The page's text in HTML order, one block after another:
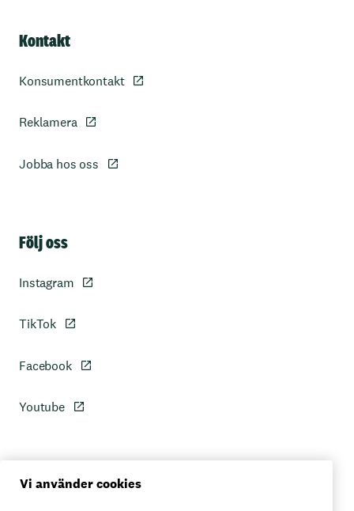
Kontakt
Konsumentkontakt
Reklamera
Jobba hos oss
Följ oss
Instagram
TikTok
Facebook
Youtube
Personuppgiftspolicy
Vi använder cookies